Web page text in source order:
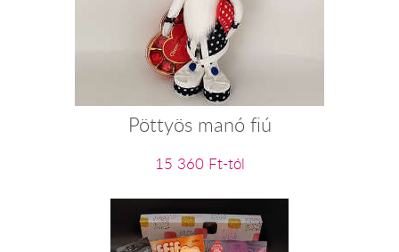
Pöttyös manó fiú
15 360 Ft-tól